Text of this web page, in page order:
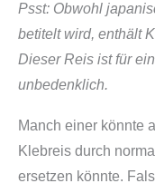
Psst: Obwohl
betitelt wird, enthält
Dieser Reis ist für
unbedenklich.
Manch einer könnte
Klebreis durch
ersetzen könnte.